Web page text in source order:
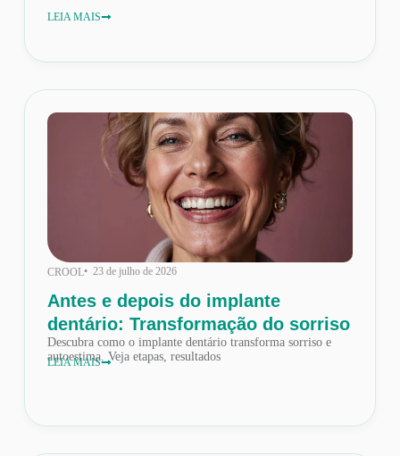
LEIA MAIS
CROOL• 23 de julho de 2026
Antes e depois do implante
dentário: Transformação do sorriso
Descubra como o implante dentário transforma sorriso e
autoestima. Veja etapas, resultados
LEIA MAIS